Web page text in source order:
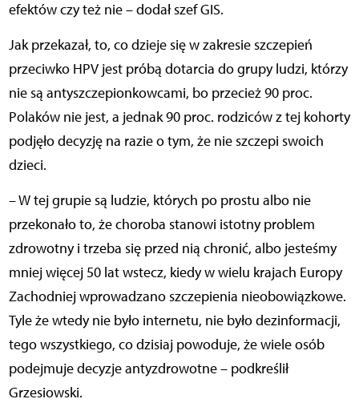
efektów czy też nie – dodał szef GIS.
Jak przekazał, to, co dzieje się w zakresie szczepień
przeciwko HPV jest próbą dotarcia do grupy ludzi, którzy
nie są antyszczepionkowcami, bo przecież 90 proc.
Polaków nie jest, a jednak 90 proc. rodziców z tej kohorty
podjęło decyzję na razie o tym, że nie szczepi swoich
dzieci.
– W tej grupie są ludzie, których po prostu albo nie
przekonało to, że choroba stanowi istotny problem
zdrowotny i trzeba się przed nią chronić, albo jesteśmy
mniej więcej 50 lat wstecz, kiedy w wielu krajach Europy
Zachodniej wprowadzano szczepienia nieobowiązkowe.
Tyle że wtedy nie było internetu, nie było dezinformacji,
tego wszystkiego, co dzisiaj powoduje, że wiele osób
podejmuje decyzje antyzdrowotne – podkreślił
Grzesiowski.